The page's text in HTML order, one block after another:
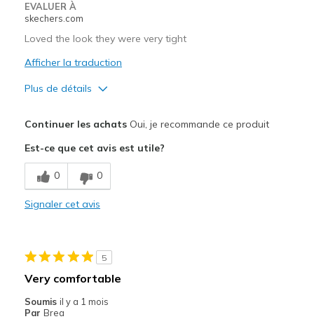
EVALUER À
skechers.com
Loved the look they were very tight
Afficher la traduction
Plus de détails
Stylish
Les meilleures utilisations
Casual Wear
View On Shoes
I'm Into Shoes
Continuer les achatsOui, je recommande ce produit
Est-ce que cet avis est utile?
0 0
Signaler cet avis
5
Very comfortable
Soumis il y a 1 mois
Par Brea